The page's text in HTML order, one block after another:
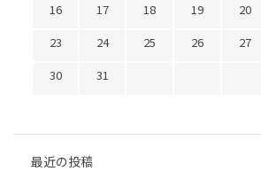
16
17 18 19 20
23
24 25 26 27
30
31
最近の投稿